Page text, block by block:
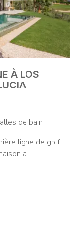
À LOS
de bain
ligne de golf
a ...